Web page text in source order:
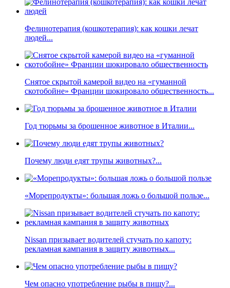
Фелинотерапия (кошкотерапия): как кошки лечат
людей...
Снятое скрытой камерой видео на «гуманной
скотобойне» Франции шокировало общественность...
Год тюрьмы за брошенное животное в Италии...
Почему люди едят трупы животных?...
«Морепродукты»: большая ложь о большой пользе...
Nissan призывает водителей стучать по капоту:
рекламная кампания в защиту животных...
Чем опасно употребление рыбы в пищу?...